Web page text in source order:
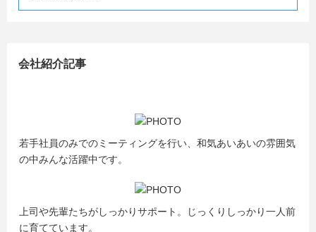
会社紹介記事
若手社員のみでのミーティングを行い、和気あいあいの雰囲気
の中みんな活躍中です。
上司や先輩たちがしっかりサポート。じっくりしっかり一人前
に育てています。